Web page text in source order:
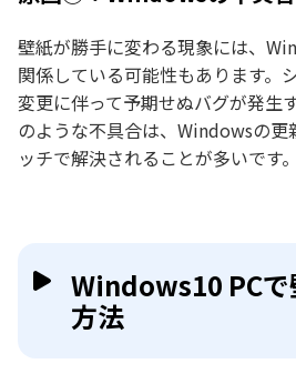
壁紙が勝手に変わる現象には、
関係している可能性もあります。
変更に伴って予期せぬバグが発生
のような不具合は、Windowsの
ッチで解決されることが多いです。
Windows10 PCで
方法